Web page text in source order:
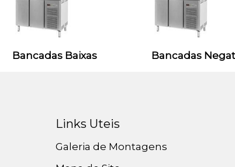
Bancadas Baixas Bancadas
Links Uteis
Galeria de Montagens